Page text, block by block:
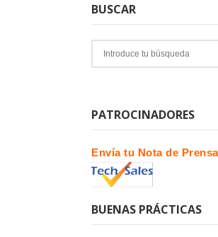
BUSCAR
PATROCINADORES
Envía tu Nota de Prensa
BUENAS PRÁCTICAS